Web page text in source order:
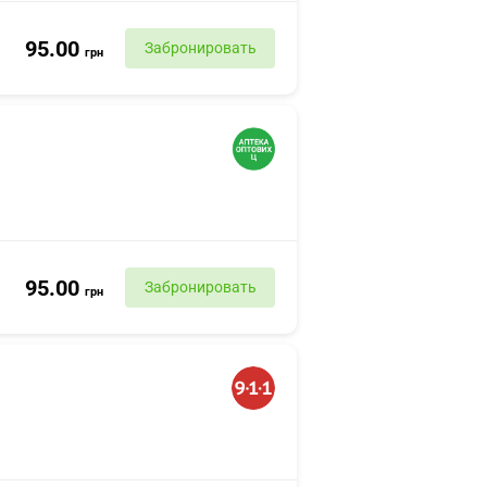
95.00 грн Забронировать
95.00 грн Забронировать